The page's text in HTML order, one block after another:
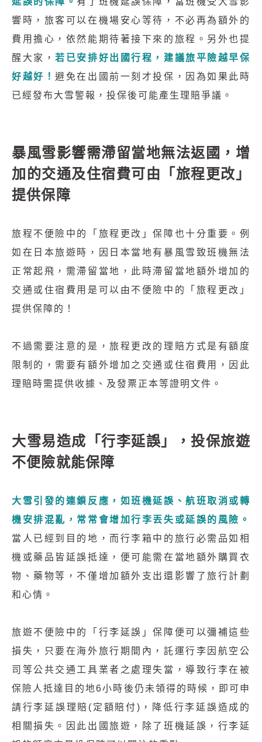
響時，旅客可以在機場安心等待，不必再為額外的
費用擔心，依然能期待著接下來的旅程。另外也提
醒大家，若已安排好出國行程，建議旅平險越早保
好越好！避免在出國前一刻才投保，因為如果此時
已經發布大雪警報，投保後可能產生理賠爭議。
暴風雪影響需滯留當地無法返國，增
加的交通及住宿費可由「旅程更改」
提供保障
旅程不便險中的「旅程更改」保障也十分重要。例
如在日本旅遊時，因日本當地有暴風雪致班機無法
正常起飛，需滯留當地，此時滯留當地額外增加的
交通或住宿費用是可以由不便險中的「旅程更改」
提供保障的！
不過需要注意的是，旅程更改的理賠方式是有額度
限制的，需要有額外增加之交通或住宿費用，因此
理賠時需提供收據、及發票正本等證明文件。
大雪易造成「行李延誤」，投保旅遊
不便險就能保障
大雪引發的連鎖反應，如班機延誤、航班取消或轉
機安排混亂，常常會增加行李丟失或延誤的風險。
當人已經到目的地，而行李箱中的旅行必需品如相
機或藥品皆延誤抵達，便可能需在當地額外購買衣
物、藥物等，不僅增加額外支出還影響了旅行計劃
和心情。
旅遊不便險中的「行李延誤」保障便可以彌補這些
損失，只要在海外旅行期間內，託運行李因航空公
司等公共交通工具業者之處理失當，導致行李在被
保險人抵達目的地6小時後仍未領得的時候，即可申
請行李延誤理賠(定額賠付)，降低行李延誤造成的
相關損失。因此出國旅遊，除了班機延誤，行李延